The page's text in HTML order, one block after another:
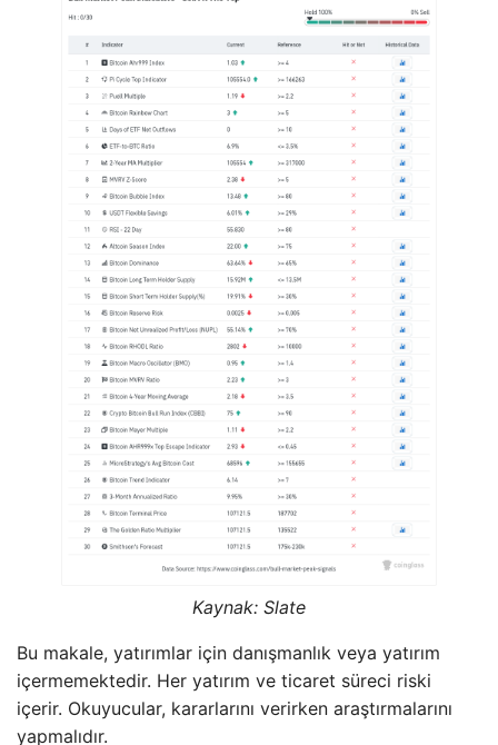
Kaynak: Slate
Bu makale, yatırımlar için danışmanlık veya yatırım
içermemektedir. Her yatırım ve ticaret süreci riski
içerir. Okuyucular, kararlarını verirken araştırmalarını
yapmalıdır.